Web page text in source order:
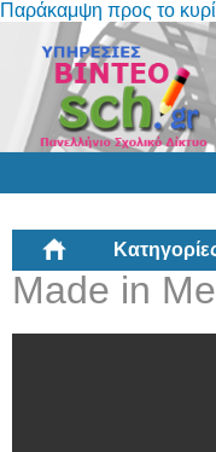
Παράκαμψη προς το
Made in